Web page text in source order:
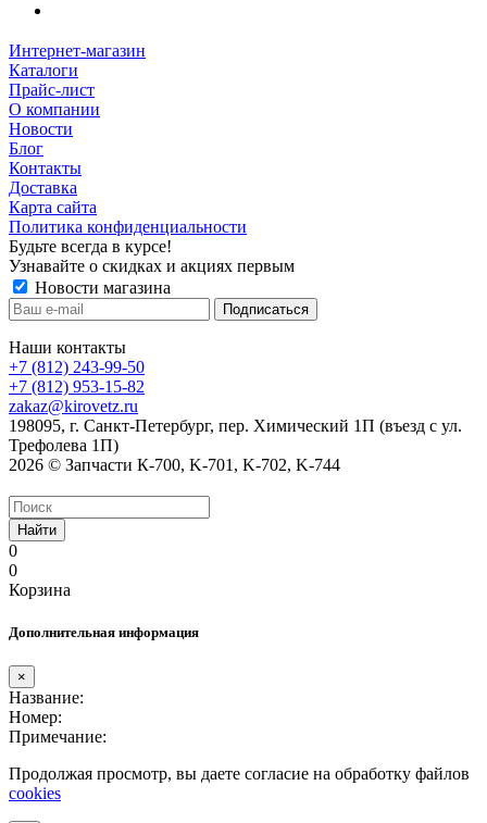
Интернет-магазин
Каталоги
Прайс-лист
О компании
Новости
Блог
Контакты
Доставка
Карта сайта
Политика конфиденциальности
Будьте всегда в курсе!
Узнавайте о скидках и акциях первым
Новости магазина
Наши контакты
+7 (812) 243-99-50
+7 (812) 953-15-82
zakaz@kirovetz.ru
198095, г. Санкт-Петербург, пер. Химический 1П (въезд с ул.
Трефолева 1П)
2026 © Запчасти К-700, K-701, K-702, K-744
Найти
0
0
Корзина
Дополнительная информация
×
Название:
Номер:
Примечание:
Продолжая просмотр, вы даете согласие на обработку файлов
cookies